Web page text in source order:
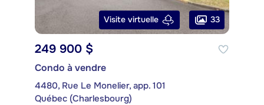
Visite virtuelle 33
249 900 $
Condo à vendre
4480, Rue Le Monelier, app. 101
Québec (Charlesbourg)